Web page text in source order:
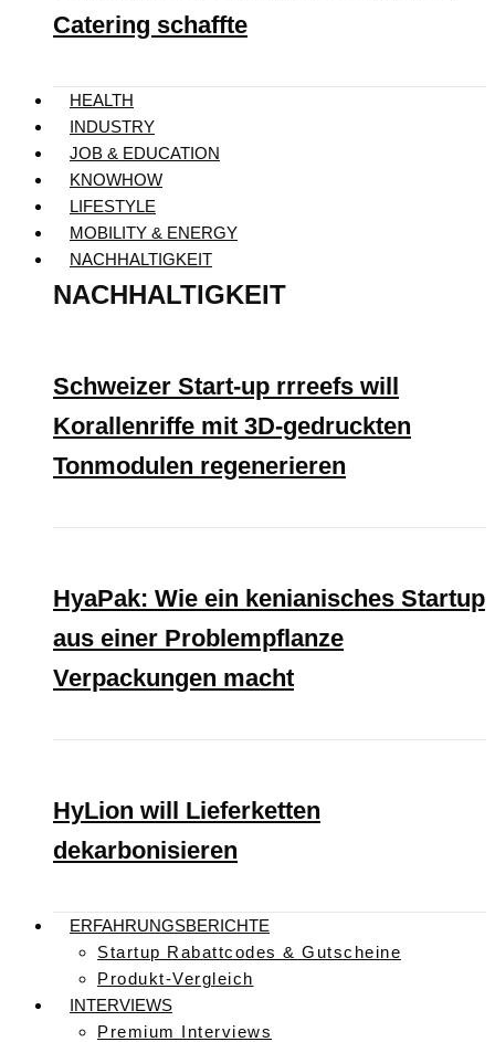
Catering schaffte
HEALTH
INDUSTRY
JOB & EDUCATION
KNOWHOW
LIFESTYLE
MOBILITY & ENERGY
NACHHALTIGKEIT
NACHHALTIGKEIT
Schweizer Start-up rrreefs will
Korallenriffe mit 3D-gedruckten
Tonmodulen regenerieren
HyaPak: Wie ein kenianisches Startup
aus einer Problempflanze
Verpackungen macht
HyLion will Lieferketten
dekarbonisieren
ERFAHRUNGSBERICHTE
Startup Rabattcodes & Gutscheine
Produkt-Vergleich
INTERVIEWS
Premium Interviews